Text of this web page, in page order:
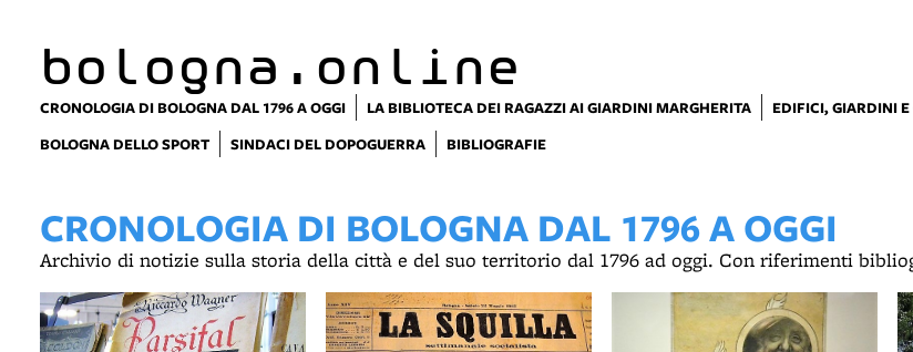
bologna.online
CRONOLOGIA DI BOLOGNA DAL 1796 A OGGI LA BIBLIOTECA DEI RAGAZZI AI GIARDINI MARGHERITA EDIFICI, GIARDINI
BOLOGNA DELLO SPORT
SINDACI DEL DOPOGUERRA BIBLIOGRAFIE
CRONOLOGIA DI BOLOGNA DAL 1796 A OGGI
Archivio di notizie sulla storia della città e del suo territorio dal 1796 ad oggi. Con riferimenti